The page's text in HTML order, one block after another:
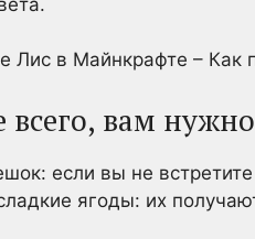
Лис в Майнкрафте – Как
вам
если вы не
ягоды: их